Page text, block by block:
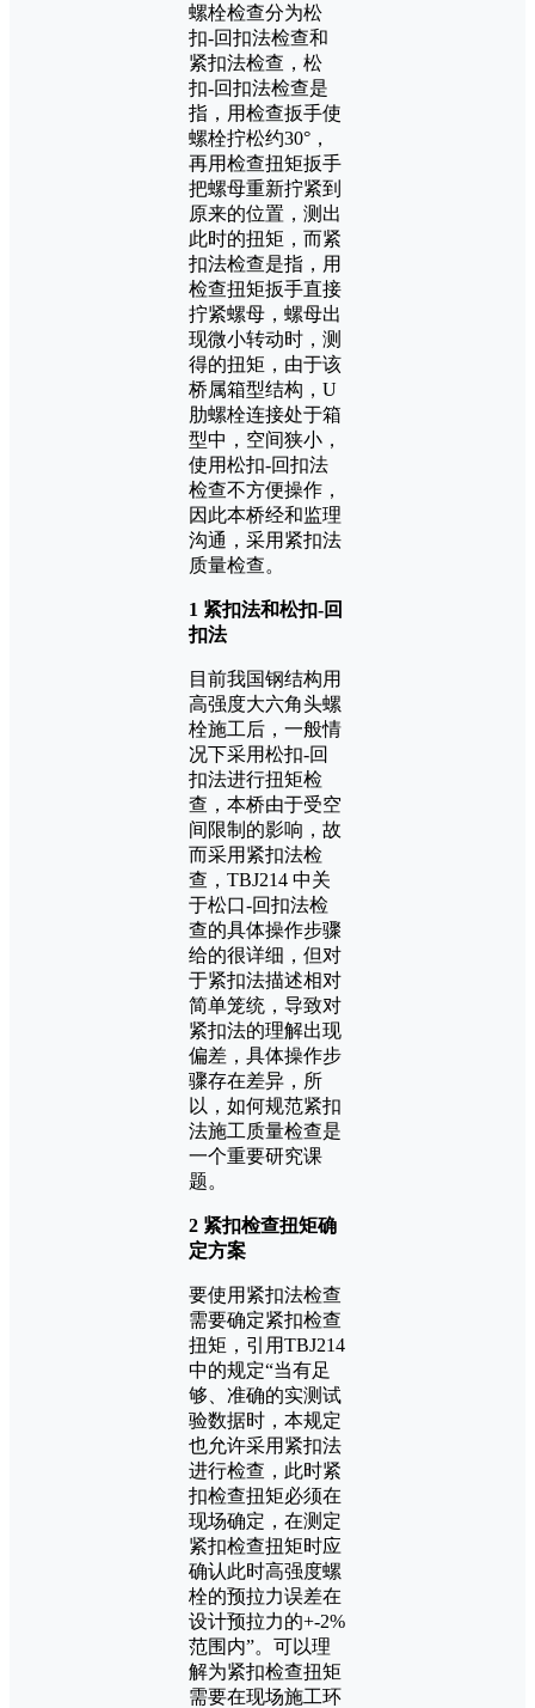
螺栓检查分为松
扣-回扣法检查和
紧扣法检查，松
扣-回扣法检查是
指，用检查扳手使
螺栓拧松约30°，
再用检查扭矩扳手
把螺母重新拧紧到
原来的位置，测出
此时的扭矩，而紧
扣法检查是指，用
检查扭矩扳手直接
拧紧螺母，螺母出
现微小转动时，测
得的扭矩，由于该
桥属箱型结构，U
肋螺栓连接处于箱
型中，空间狭小，
使用松扣-回扣法
检查不方便操作，
因此本桥经和监理
沟通，采用紧扣法
质量检查。
1 紧扣法和松扣-回
扣法
目前我国钢结构用
高强度大六角头螺
栓施工后，一般情
况下采用松扣-回
扣法进行扭矩检
查，本桥由于受空
间限制的影响，故
而采用紧扣法检
查，TBJ214 中关
于松口-回扣法检
查的具体操作步骤
给的很详细，但对
于紧扣法描述相对
简单笼统，导致对
紧扣法的理解出现
偏差，具体操作步
骤存在差异，所
以，如何规范紧扣
法施工质量检查是
一个重要研究课
题。
2 紧扣检查扭矩确
定方案
要使用紧扣法检查
需要确定紧扣检查
扭矩，引用TBJ214
中的规定“当有足
够、准确的实测试
验数据时，本规定
也允许采用紧扣法
进行检查，此时紧
扣检查扭矩必须在
现场确定，在测定
紧扣检查扭矩时应
确认此时高强度螺
栓的预拉力误差在
设计预拉力的+-2%
范围内”。可以理
解为紧扣检查扭矩
需要在现场施工环